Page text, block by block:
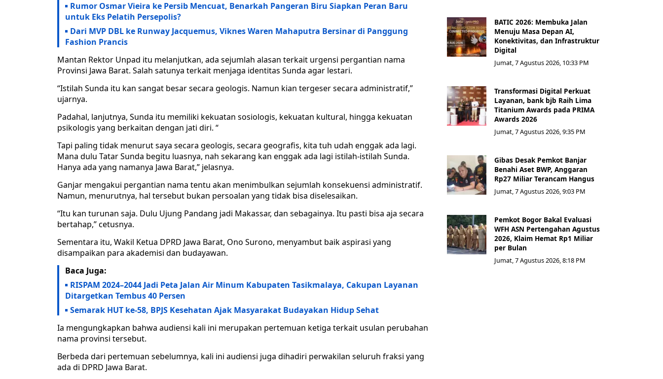
Rumor Osmar Vieira ke Persib Mencuat, Benarkah Pangeran Biru Siapkan Peran Baru
untuk Eks Pelatih Persepolis?
Dari MVP DBL ke Runway Jacquemus, Viknes Waren Mahaputra Bersinar di Panggung
Fashion Prancis
Mantan Rektor Unpad itu melanjutkan, ada sejumlah alasan terkait urgensi pergantian nama
Provinsi Jawa Barat. Salah satunya terkait menjaga identitas Sunda agar lestari.
“Istilah Sunda itu kan sangat besar secara geologis. Namun kian tergeser secara administratif,”
ujarnya.
Padahal, lanjutnya, Sunda itu memiliki kekuatan sosiologis, kekuatan kultural, hingga kekuatan
psikologis yang berkaitan dengan jati diri. “
Tapi paling tidak menurut saya secara geologis, secara geografis, kita tuh udah enggak ada lagi.
Mana dulu Tatar Sunda begitu luasnya, nah sekarang kan enggak ada lagi istilah-istilah Sunda.
Hanya ada yang namanya Jawa Barat,” jelasnya.
Ganjar mengakui pergantian nama tentu akan menimbulkan sejumlah konsekuensi administratif.
Namun, menurutnya, hal tersebut bukan persoalan yang tidak bisa diselesaikan.
“Itu kan turunan saja. Dulu Ujung Pandang jadi Makassar, dan sebagainya. Itu pasti bisa aja secara
bertahap,” cetusnya.
Sementara itu, Wakil Ketua DPRD Jawa Barat, Ono Surono, menyambut baik aspirasi yang
disampaikan para akademisi dan budayawan.
Baca Juga:
RISPAM 2024–2044 Jadi Peta Jalan Air Minum Kabupaten Tasikmalaya, Cakupan Layanan
Ditargetkan Tembus 40 Persen
Semarak HUT ke-58, BPJS Kesehatan Ajak Masyarakat Budayakan Hidup Sehat
Ia mengungkapkan bahwa audiensi kali ini merupakan pertemuan ketiga terkait usulan perubahan
nama provinsi tersebut.
Berbeda dari pertemuan sebelumnya, kali ini audiensi juga dihadiri perwakilan seluruh fraksi yang
ada di DPRD Jawa Barat.
BATIC 2026: Membuka Jalan
Menuju Masa Depan AI,
Konektivitas, dan Infrastruktur
Digital
Jumat, 7 Agustus 2026, 10:33 PM
Transformasi Digital Perkuat
Layanan, bank bjb Raih Lima
Titanium Awards pada PRIMA
Awards 2026
Jumat, 7 Agustus 2026, 9:35 PM
Gibas Desak Pemkot Banjar
Benahi Aset BWP, Anggaran
Rp27 Miliar Terancam Hangus
Jumat, 7 Agustus 2026, 9:03 PM
Pemkot Bogor Bakal Evaluasi
WFH ASN Pertengahan Agustus
2026, Klaim Hemat Rp1 Miliar
per Bulan
Jumat, 7 Agustus 2026, 8:18 PM